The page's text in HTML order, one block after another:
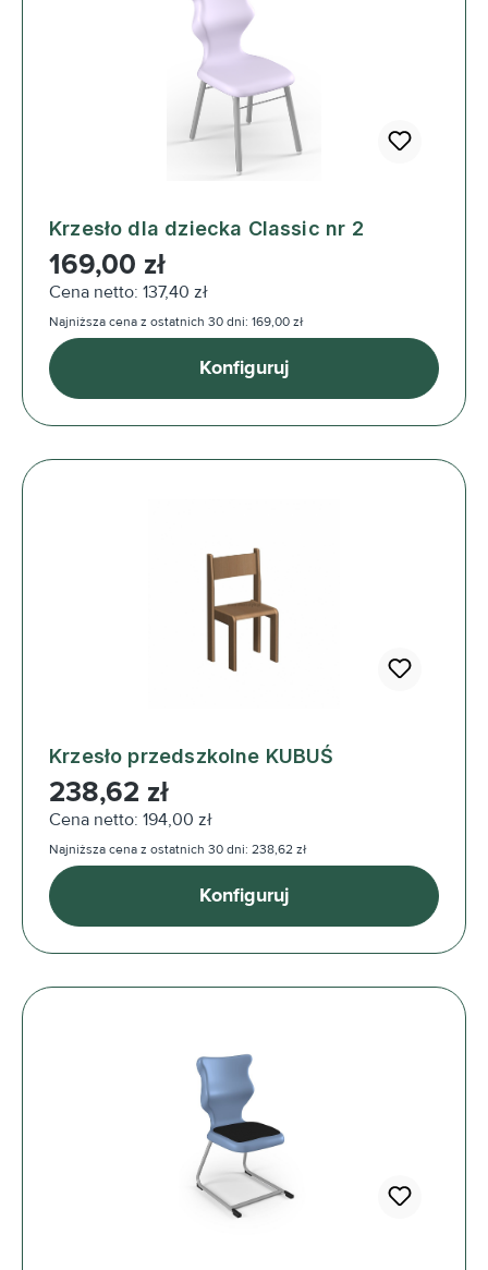
Krzesło dla dziecka Classic nr 2
Cena regularna:
169,00 zł
Cena netto: 137,40 zł
Najniższa cena z ostatnich 30 dni: 169,00 zł
Konfiguruj
Krzesło przedszkolne KUBUŚ
Cena regularna:
238,62 zł
Cena netto: 194,00 zł
Najniższa cena z ostatnich 30 dni: 238,62 zł
Konfiguruj